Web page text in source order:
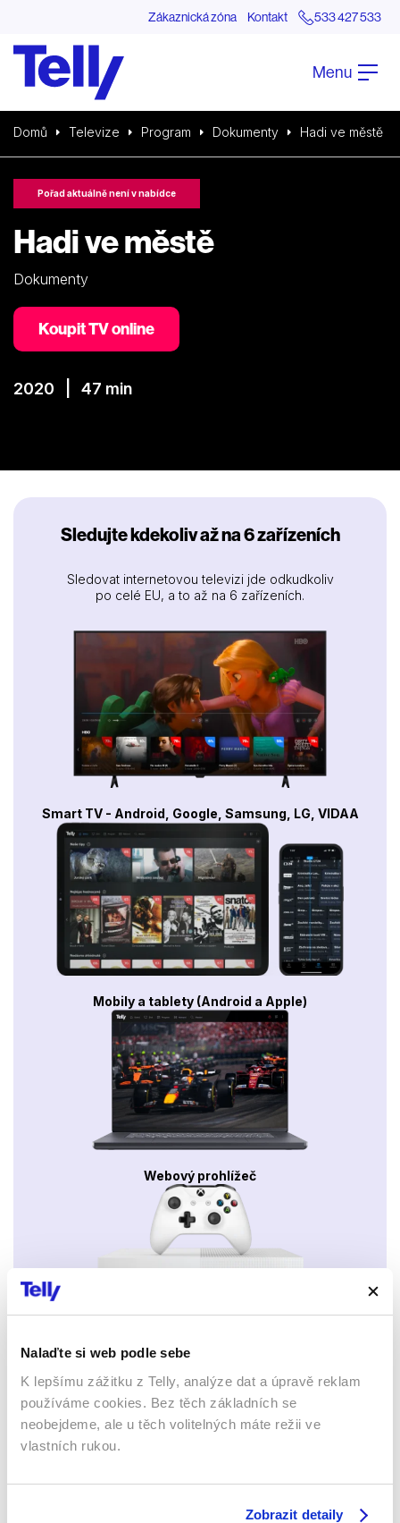
Nalaďte si web podle sebe
K lepšímu zážitku z Telly, analýze dat a úpravě reklam
používáme cookies. Bez těch základních se
neobejdeme, ale u těch volitelných máte režii ve
vlastních rukou.
Zobrazit detaily
Zákaznická zóna Kontakt 533 427 533
Menu
Domů Televize Program Dokumenty Hadi ve městě
Pořad aktuálně není v nabídce
Hadi ve městě
Dokumenty
Koupit TV online
2020 | 47 min
Sledujte kdekoliv až na 6 zařízeních
Sledovat internetovou televizi jde odkudkoliv
po celé EU, a to až na 6 zařízeních.
Smart TV - Android, Google, Samsung, LG, VIDAA
Mobily a tablety (Android a Apple)
Webový prohlížeč